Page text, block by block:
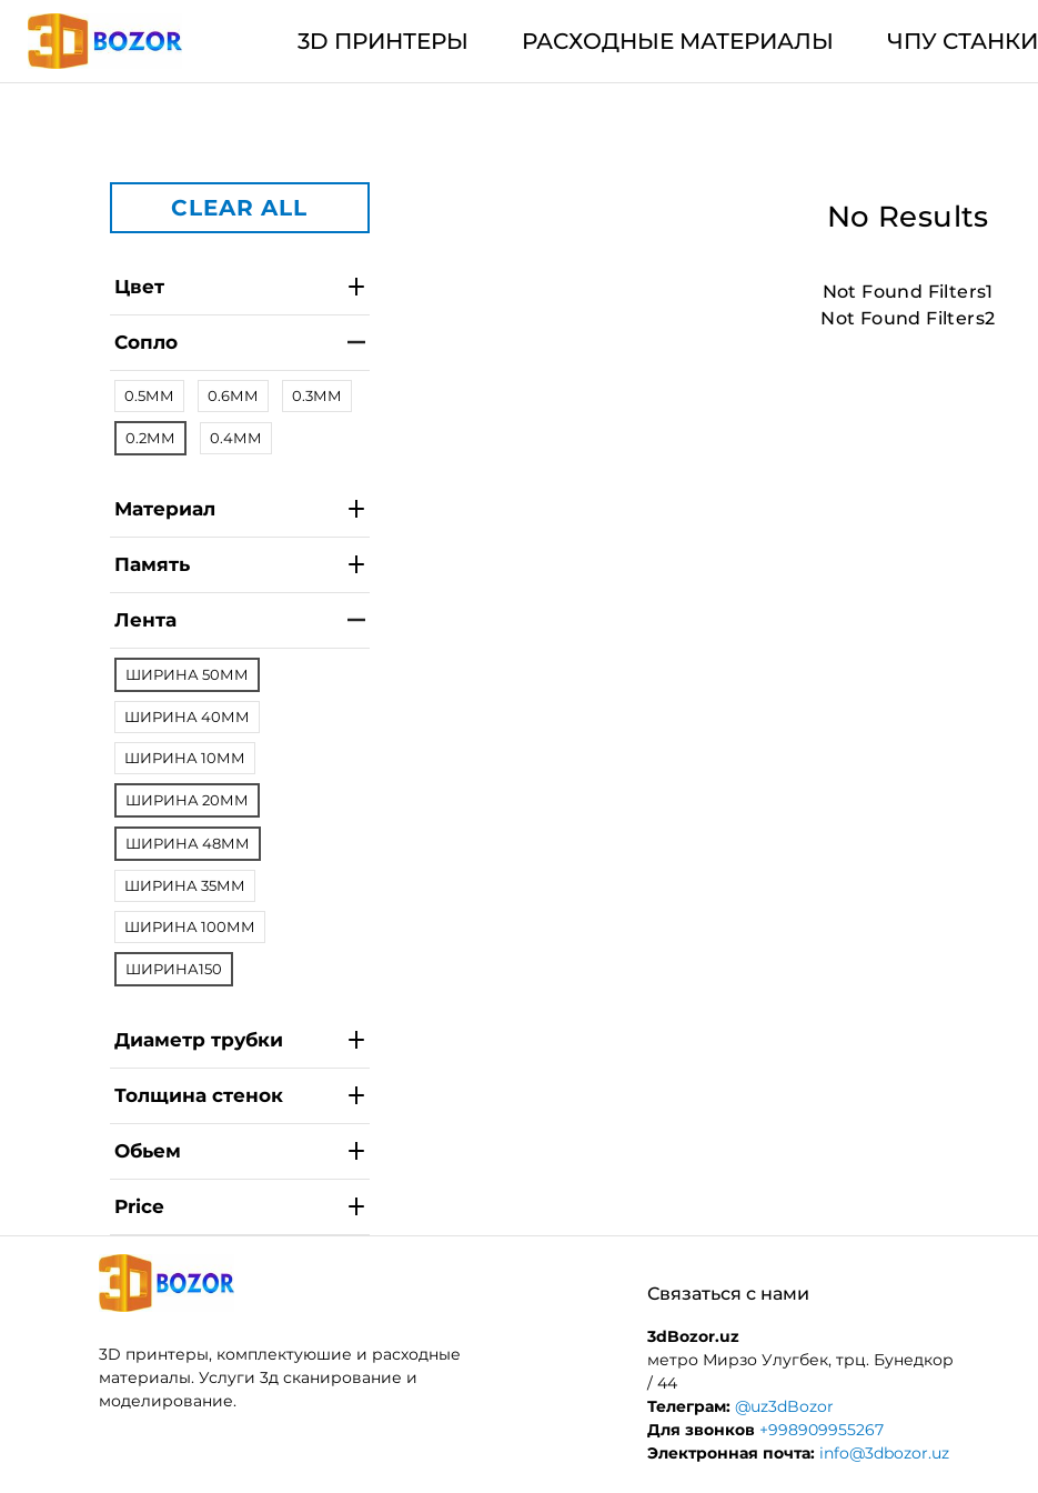
3D ПРИНТЕРЫ РАСХОДНЫЕ МАТЕРИАЛЫ ЧПУ СТАНКИ
CLEAR ALL
Цвет
Сопло
0.5ММ 0.6ММ 0.3ММ
0.2ММ 0.4ММ
Материал
Память
Лента
ШИРИНА 50ММ
ШИРИНА 40ММ
ШИРИНА 10ММ
ШИРИНА 20ММ
ШИРИНА 48ММ
ШИРИНА 35ММ
ШИРИНА 100ММ
ШИРИНА150
Диаметр трубки
Толщина стенок
Обьем
Price
No Results
Not Found Filters1
Not Found Filters2
3D принтеры, комплектуюшие и расходные
материалы. Услуги 3д сканирование и
моделирование.
Связаться с нами
3dBozor.uz
метро Мирзо Улугбек, трц. Бунедкор
/ 44
Телеграм: @uz3dBozor
Для звонков +998909955267
Электронная почта: info@3dbozor.uz